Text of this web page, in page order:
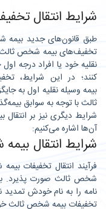
شرایط انتقال
طبق قانون‌های جدید بیمه
تخفیف‌های بیمه شخص ثالث
نقلیه خود یا افراد درجه
کنند؛ در این شرایط،
ثالث با توجه به سوابق
شرایط دیگری نیز بر
آن‌ها اشاره می‌کنیم:
شرایط انتقال
فرآیند انتقال تخفیفات
شخص ثالث صورت پذیرد.
نامه را به نام خودش تمدید
تخفیفات بیمه شخص ثالث